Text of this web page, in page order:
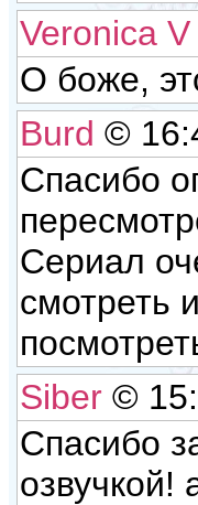
Veronica V
О боже,
Burd ©
Спасибо
Сериал
смотреть
Siber ©
Спасибо
озвучкой!